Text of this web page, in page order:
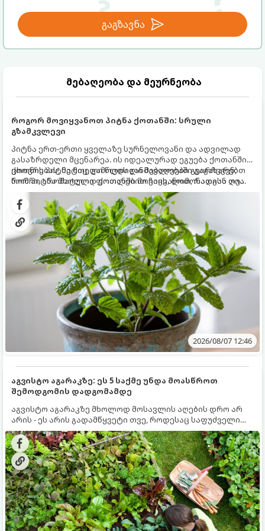
გაგზავნა
მებაღეობა და მეურნეობა
როგორ მოვიყვანოთ პიტნა ქოთანში: სრული
გზამკვლევი
პიტნა ერთ-ერთი ყველაზე სურნელოვანი და ადვილად
გასაზრდელი მცენარეა. ის იდეალურად ეგუება ქოთანში
ცხოვრებას, მეტიც, გამოცდილი მებაღეები გვირჩევენ,
რომ პიტნა მხოლოდ ქოთანში მოვიყვანოთ, რადგან ღია
გრუნტში (ბაღში) დარგვისას ის ფესვებით ძალიან
სწრაფად ვრცელდება და სხვა მცენარეებს ავიწროებს.
ქოთნის პიტნა მთელი წლის განმავლობაში გაგახარებთ
ნორჩი, არომატული ფოთლებით ჩაის, ლიმონათისა თუ
კერძებისთვის.
2026/08/07 12:46
აგვისტო აგარაკზე: ეს 5 საქმე უნდა მოასწროთ
შემოდგომის დადგომამდე
აგვისტო აგარაკზე მხოლოდ მოსავლის აღების დრო არ
არის - ეს არის გადამწყვეტი თვე, როდესაც საფუძველი
ეყრება მომავალი წლის მოსავალს და ბაღი მზადდება
შემოდგომა-ზამთრის სეზონისთვის. იმისათვის, რომ
ნიადაგმა ენერგია აღიდგინოს, ხოლო მცენარეებმა
ზამთარს გაუძლონ, აგვისტოს ბოლომდე 5
მნიშვნელოვანი საქმის გაკეთება უნდა მოასწროთ: